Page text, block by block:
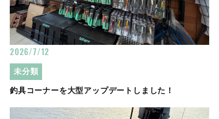
2026/7/12
未分類
釣具コーナーを大型アップデートしました！